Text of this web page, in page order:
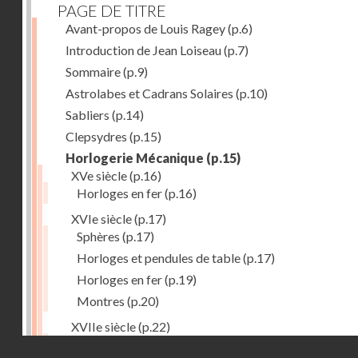
PAGE DE TITRE
Avant-propos de Louis Ragey(p.6)
Introduction de Jean Loiseau(p.7)
Sommaire(p.9)
Astrolabes et Cadrans Solaires (p.10)
Sabliers (p.14)
Clepsydres (p.15)
Horlogerie Mécanique (p.15)
XVe siècle(p.16)
Horloges en fer(p.16)
XVIe siècle(p.17)
Sphères (p.17)
Horloges et pendules de table(p.17)
Horloges en fer(p.19)
Montres (p.20)
XVIIe siècle(p.22)